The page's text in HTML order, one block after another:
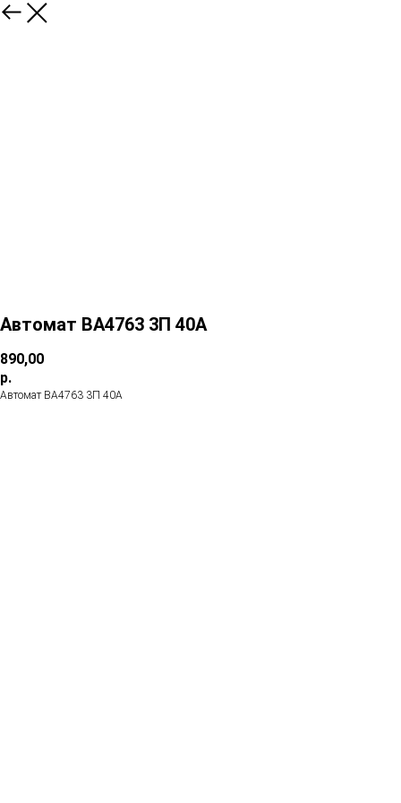
Автомат ВА4763 3П 40А
890,00
р.
Автомат ВА4763 3П 40А